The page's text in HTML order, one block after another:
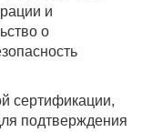
и
о
сертификации,
подтверждения